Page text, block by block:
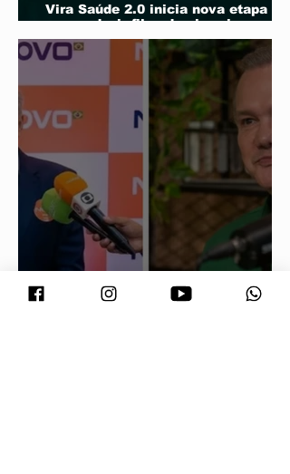
Vira Saúde 2.0 inicia nova etapa
para reduzir filas de cirurgias
eletivas
acabou trocado por Farina em ata do